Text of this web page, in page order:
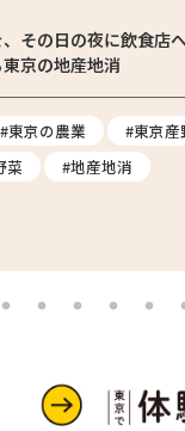
FARMの季節の絶
、その日の夜に飲食店
京の地産地消
#東京の農業
#東京産
菜
#地産地消